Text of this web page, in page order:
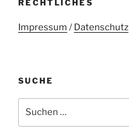
RECHTLICHES
Impressum / Datenschutz
SUCHE
nach: